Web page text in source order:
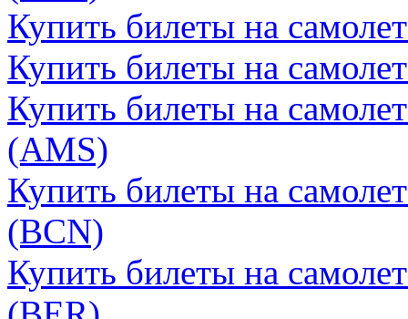
Купить билеты на
Купить билеты на
Купить билеты на
(AMS)
Купить билеты на
(BCN)
Купить билеты на